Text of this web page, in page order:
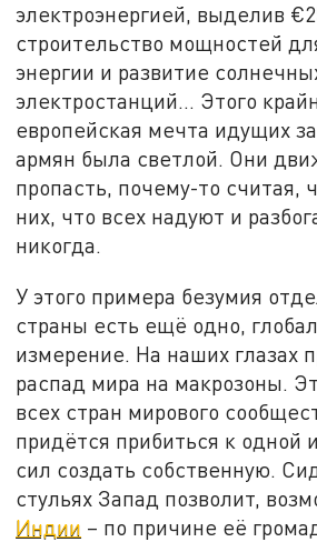
электроэнергией, выделив
строительство мощностей
энергии и развитие
электростанций… Этого
европейская мечта идущих
армян была светлой. Они
пропасть, почему-то считая,
них, что всех надуют и
никогда.
У этого примера безумия
страны есть ещё одно,
измерение. На наших глазах
распад мира на макрозоны.
всех стран мирового
придётся прибиться к одной
сил создать собственную.
стульях Запад позволит,
Индии – по причине её